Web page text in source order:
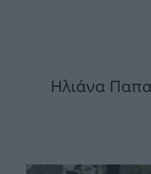
Ηλιάνα